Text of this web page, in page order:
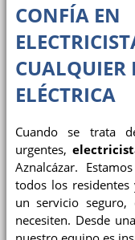
CONFÍA EN
CUALQUIER
ELÉCTRICA
Cuando se trata
urgentes,
Aznalcázar.
todos los residentes
un servicio
necesiten. Desde